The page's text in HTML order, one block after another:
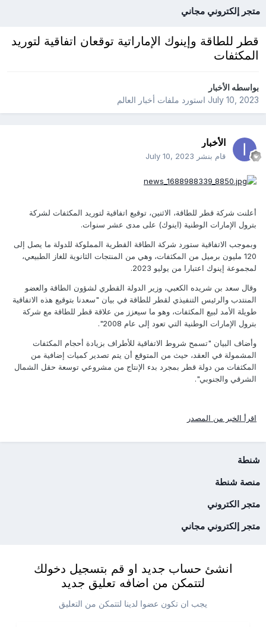
متجر إلكتروني مجاني
قطر للطاقة وإينوك الإماراتية توقعان اتفاقية لتوريد
المكثفات
بواسطهالأخبار
July 10, 2023استورد ملفات أخبار العالم
الأخبار
قام بنشر July 10, 2023
أعلنت شركة قطر للطاقة، الاثنين، توقيع اتفاقية لتوريد المكثفات لشركة
بترول الإمارات الوطنية (اينوك) على مدى عشر سنوات.
وبموجب الاتفاقية ستورد شركة الطاقة القطرية المملوكة للدولة ما يصل إلى
120 مليون برميل من المكثفات، وهي من المنتجات الثانوية للغاز الطبيعي،
لمجموعة إينوك اعتبارا من يوليو 2023.
وقال سعد بن شريده الكعبي، وزير الدولة القطري لشؤون الطاقة والعضو
المنتدب والرئيس التنفيذي لقطر للطاقة في بيان "سعدنا بتوقيع هذه الاتفاقية
طويلة الأمد لبيع المكثفات، وهو ما سيعزز من علاقة قطر للطاقة مع شركة
بترول الإمارات الوطنية التي تعود إلى عام 2008".
وأضاف البيان "تسمح شروط الاتفاقية للأطراف بزيادة أحجام المكثفات
المشمولة في العقد، حيث من المتوقع أن يتم تصدير كميات إضافية من
المكثفات من دولة قطر بمجرد بدء الإنتاج من مشروعي توسعة حقل الشمال
الشرقي والجنوبي".
اقرأ الخبر من المصدر
شنطة
منصة شنطة
متجر الكتروني
متجر إلكتروني مجاني
انشئ حساب جديد او قم بتسجيل دخولك
لتتمكن من اضافه تعليق جديد
يجب ان تكون عضوا لدينا لتتمكن من التعليق